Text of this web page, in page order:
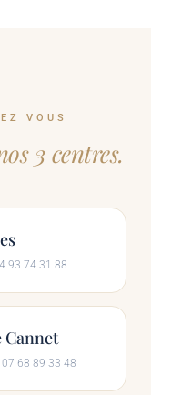
VOUS
3 centres.
93 74 31 88
Cannet
07 68 89 33 48